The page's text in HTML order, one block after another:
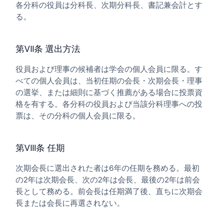
各分科の役員は分科長、次期分科長、書記兼会計とす
る。
第VII条 選出方法
役員および理事の候補者は学会の個人会員に限る。す
べての個人会員は、当初任期の会長・次期会長・理事
の選挙、または細則に基づく推薦がある場合に投票資
格を有する。各分科の役員および当該分科理事への投
票は、その分科の個人会員に限る。
第VIII条 任期
次期会長に選出された者は6年の任期を務める。最初
の2年は次期会長、次の2年は会長、最後の2年は前会
長として務める。前会長は任期満了後、直ちに次期会
長または会長に再選されない。